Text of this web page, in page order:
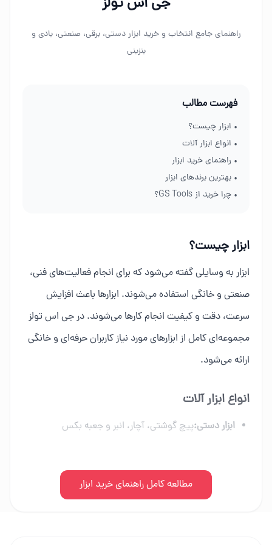
راهنمای جامع انتخاب و خرید ابزار دستی، برقی، صنعتی، بادی و
بنزینی
فهرست مطالب
• ابزار چیست؟
• انواع ابزار آلات
• راهنمای خرید ابزار
• بهترین برندهای ابزار
• چرا خرید از GS Tools؟
ابزار چیست؟
ابزار به وسایلی گفته می‌شود که برای انجام فعالیت‌های فنی،
صنعتی و خانگی استفاده می‌شوند. ابزارها باعث افزایش
سرعت، دقت و کیفیت انجام کارها می‌شوند. در جی اس تولز
مجموعه‌ای کامل از ابزارهای مورد نیاز کاربران حرفه‌ای و خانگی
ارائه می‌شود.
انواع ابزار آلات
ابزار دستی:پیچ گوشتی، آچار، انبر و جعبه بکس
کمپرسور، میخکوب و تجهیزات پنوماتیک
مطالعه کامل راهنمای خرید ابزار